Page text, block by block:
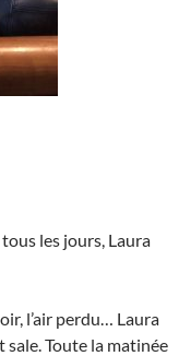
les jours, Laura
l’air perdu… Laura
sale. Toute la matinée